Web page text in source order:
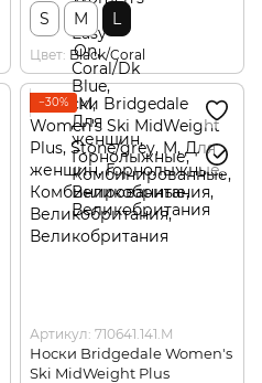
S M L
Цвет Black/Coral
−30%
Артикул: 710641.141.M
Носки Bridgedale Women's
Ski MidWeight Plus